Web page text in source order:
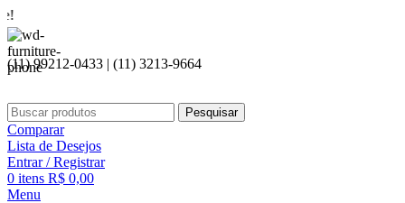
(11) 99212-0433 | (11) 3213-9664
Pesquisar
Comparar
Lista de Desejos
Entrar / Registrar
0 itens R$ 0,00
Menu